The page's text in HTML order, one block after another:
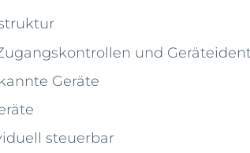
und
Geräte
steuerbar